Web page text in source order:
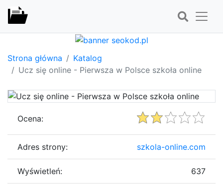
Strona główna
Katalog
Ucz się online - Pierwsza w Polsce szkoła online
Ocena:
Adres strony: szkola-online.com
Wyświetleń: 637